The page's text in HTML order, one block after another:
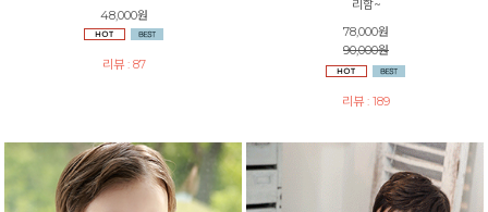
48,000원
리뷰 : 87
리함~
78,000원
90,000원
리뷰 : 189